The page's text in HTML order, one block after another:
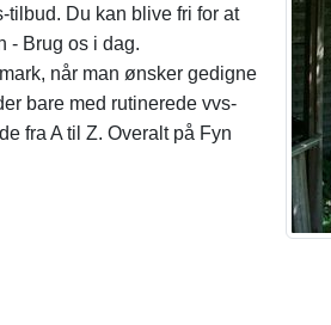
tilbud. Du kan blive fri for at
- Brug os i dag.
når man ønsker gedigne
bare med rutinerede vvs-
fra A til Z. Overalt på Fyn